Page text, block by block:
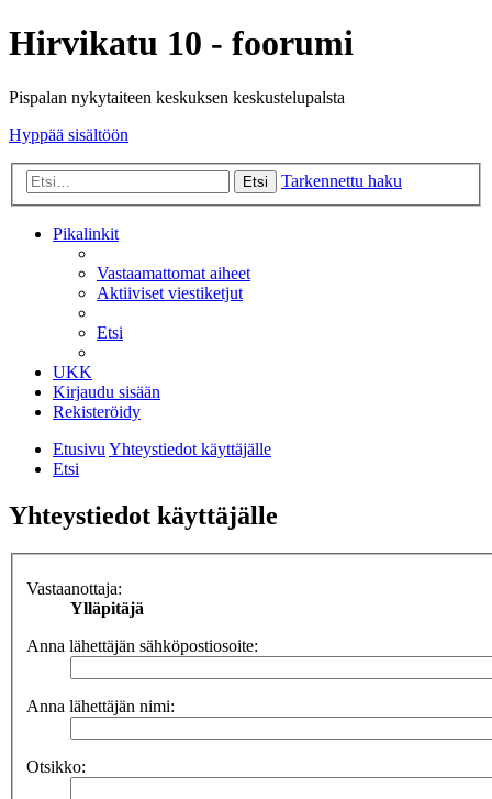
Hirvikatu 10 - foorumi
Pispalan nykytaiteen keskuksen keskustelupalsta
Hyppää sisältöön
Etsi Tarkennettu haku
Pikalinkit
Vastaamattomat aiheet
Aktiiviset viestiketjut
Etsi
UKK
Kirjaudu sisään
Rekisteröidy
EtusivuYhteystiedot käyttäjälle
Etsi
Yhteystiedot käyttäjälle
Vastaanottaja:
Ylläpitäjä
Anna lähettäjän sähköpostiosoite:
Anna lähettäjän nimi:
Otsikko: